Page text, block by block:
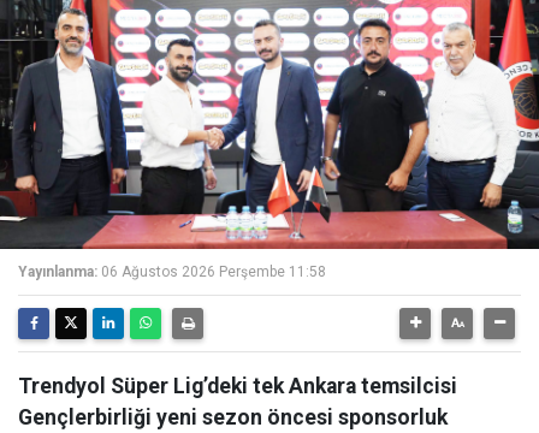
Yayınlanma: 06 Ağustos 2026 Perşembe 11:58
Trendyol Süper Lig’deki tek Ankara temsilcisi
Gençlerbirliği yeni sezon öncesi sponsorluk